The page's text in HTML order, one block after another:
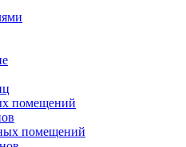
помещений
помещений